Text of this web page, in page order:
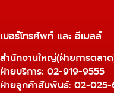
เบอร์โทรศัพท์ และ อีเมลล์
สำนักงานใหญ่(ฝ่ายการตลา
ฝ่ายบริการ: 02-919-9555
ฝ่ายลูกค้าสัมพันธ์: 02-